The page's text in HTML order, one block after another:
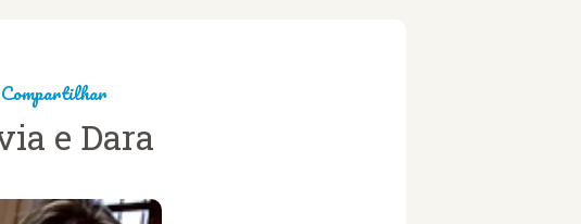
Compartilhar
e Dara